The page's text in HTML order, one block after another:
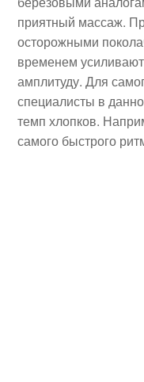
приятный массаж.
осторожными
временем
амплитуду. Для
специалисты в
темп хлопков.
самого быстрого